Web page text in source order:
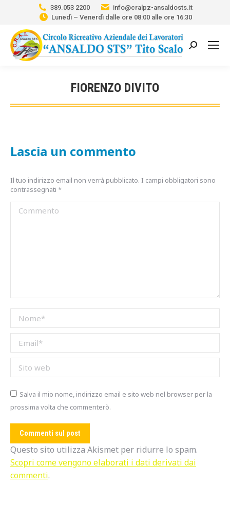
389.053 2200
info@cralpz-ansaldosts.it
Lunedì – Venerdì dalle ore 08:00 alle ore 16:30
Cerca:
FIORENZO DIVITO
Tu sei qui:
Lascia un commento
Il tuo indirizzo email non verrà pubblicato. I campi obbligatori sono
contrassegnati *
Commento
Nome *
Email *
Sito web
Salva il mio nome, indirizzo email e sito web nel browser per la
prossima volta che commenterò.
Commenti sul post
Questo sito utilizza Akismet per ridurre lo spam.
Scopri come vengono elaborati i dati derivati dai
commenti.